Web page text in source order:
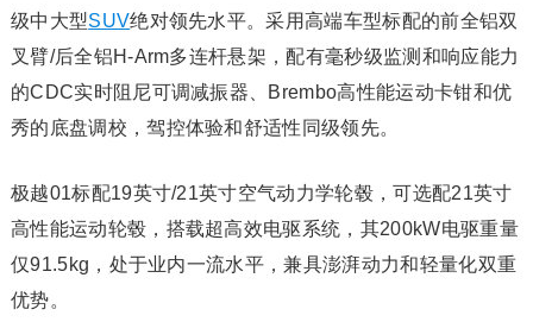
级中大型SUV绝对领先水平。采用高端车型标配的前全铝双
叉臂/后全铝H-Arm多连杆悬架，配有毫秒级监测和响应能力
的CDC实时阻尼可调减振器、Brembo高性能运动卡钳和优
秀的底盘调校，驾控体验和舒适性同级领先。
极越01标配19英寸/21英寸空气动力学轮毂，可选配21英寸
高性能运动轮毂，搭载超高效电驱系统，其200kW电驱重量
仅91.5kg，处于业内一流水平，兼具澎湃动力和轻量化双重
优势。